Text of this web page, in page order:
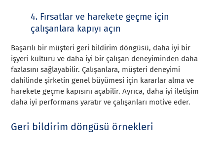
4. Fırsatlar ve harekete geçme için
çalışanlara kapıyı açın
Başarılı bir müşteri geri bildirim döngüsü, daha iyi bir
işyeri kültürü ve daha iyi bir çalışan deneyiminden daha
fazlasını sağlayabilir. Çalışanlara, müşteri deneyimi
dahilinde şirketin genel büyümesi için kararlar alma ve
harekete geçme kapısını açabilir. Ayrıca, daha iyi iletişim
daha iyi performans yaratır ve çalışanları motive eder.
Geri bildirim döngüsü örnekleri